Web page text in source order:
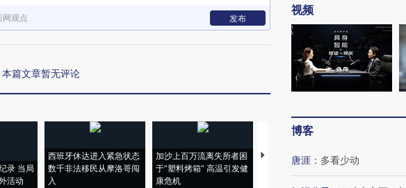
网观点 发布
本篇文章暂无评论
录 当局
活动
西班牙休达进入紧急状态
数千非法移民从摩洛哥闯
入
加沙上百万流离失所者困
于“塑料烤箱” 高温引发健
康危机
视线｜HYROX的吸金
术：是什么让中产们甘
视频
博客
唐涯 ： 多看少动